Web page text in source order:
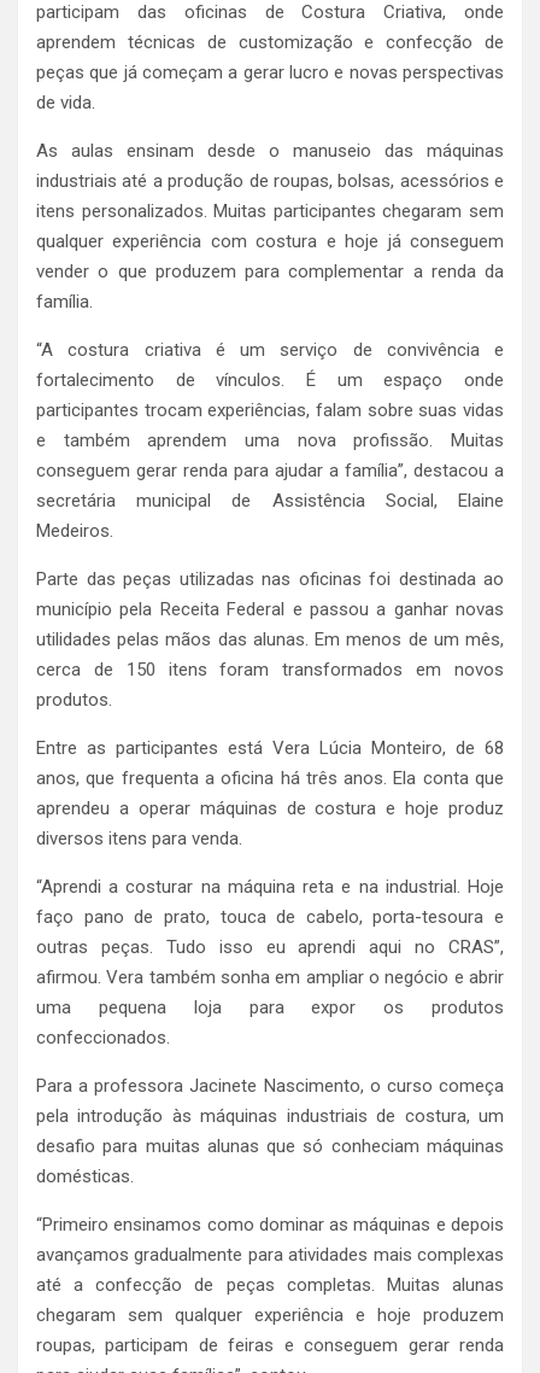
participam das oficinas de Costura Criativa, onde
aprendem técnicas de customização e confecção de
peças que já começam a gerar lucro e novas perspectivas
de vida.
As aulas ensinam desde o manuseio das máquinas
industriais até a produção de roupas, bolsas, acessórios e
itens personalizados. Muitas participantes chegaram sem
qualquer experiência com costura e hoje já conseguem
vender o que produzem para complementar a renda da
família.
“A costura criativa é um serviço de convivência e
fortalecimento de vínculos. É um espaço onde
participantes trocam experiências, falam sobre suas vidas
e também aprendem uma nova profissão. Muitas
conseguem gerar renda para ajudar a família”, destacou a
secretária municipal de Assistência Social, Elaine
Medeiros.
Parte das peças utilizadas nas oficinas foi destinada ao
município pela Receita Federal e passou a ganhar novas
utilidades pelas mãos das alunas. Em menos de um mês,
cerca de 150 itens foram transformados em novos
produtos.
Entre as participantes está Vera Lúcia Monteiro, de 68
anos, que frequenta a oficina há três anos. Ela conta que
aprendeu a operar máquinas de costura e hoje produz
diversos itens para venda.
“Aprendi a costurar na máquina reta e na industrial. Hoje
faço pano de prato, touca de cabelo, porta-tesoura e
outras peças. Tudo isso eu aprendi aqui no CRAS”,
afirmou. Vera também sonha em ampliar o negócio e abrir
uma pequena loja para expor os produtos
confeccionados.
Para a professora Jacinete Nascimento, o curso começa
pela introdução às máquinas industriais de costura, um
desafio para muitas alunas que só conheciam máquinas
domésticas.
“Primeiro ensinamos como dominar as máquinas e depois
avançamos gradualmente para atividades mais complexas
até a confecção de peças completas. Muitas alunas
chegaram sem qualquer experiência e hoje produzem
roupas, participam de feiras e conseguem gerar renda